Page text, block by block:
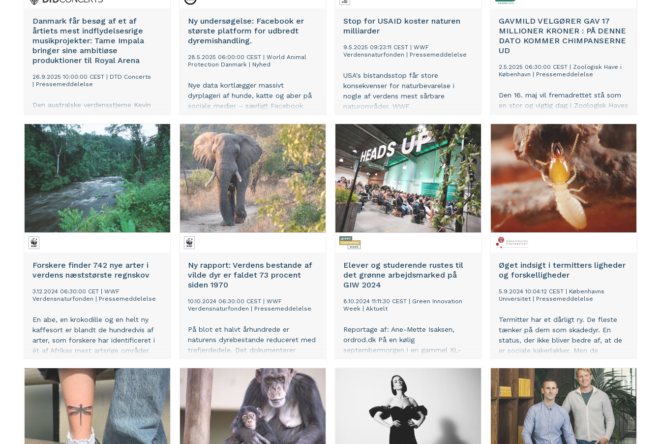
Danmark får besøg af et af
årtiets mest indflydelsesrige
musikprojekter: Tame Impala
bringer sine ambitiøse
produktioner til Royal Arena
26.9.2025 10:00:00 CEST
DTD Concerts
Pressemeddelelse
Den australske verdensstjerne Kevin
projekt Tame Impala til København
den 25. april 2026.
Ny undersøgelse: Facebook er
største platform for udbredt
dyremishandling.
28.5.2025 06:00:00 CEST
World Animal
Protection Danmark
Nyhed
Nye data kortlægger massivt
dyrplageri af hunde, katte og aber på
sociale medier – særligt Facebook
voldsomt sadistisk indhold.
Stop for USAID koster naturen
milliarder
9.5.2025 09:23:11 CEST
WWF
Verdensnaturfonden
Pressemeddelelse
USA's bistandsstop får store
konsekvenser for naturbevarelse i
nogle af verdens mest sårbare
naturområder. WWF
bistandsstoppet går ud over alt fra
bekæmpelse af krybskytteri,
skovrdyning i Amazonas samt
beskyttelse af gorillaer og tigere.
GAVMILD VELGØRER GAV 17
MILLIONER KRONER : PÅ DENNE
DATO KOMMER CHIMPANSERNE
UD
2.5.2025 06:30:00 CEST
Zoologisk Have i
København
Pressemeddelelse
Den 16. maj vil fremadrettet stå som
en stor og vigtig dag i Zoologisk Haves
chimpanser her: https://we.tl/t-
ejMLoHiYkE (credit: ZOO)
Forskere finder 742 nye arter i
verdens næststørste regnskov
3.12.2024 06:30:00 CET
WWF
Verdensnaturfonden
Pressemeddelelse
En abe, en krokodille og en helt ny
kaffesort er blandt de hundredvis af
arter, som forskere har identificeret i
ét af Afrikas mest artsrige områder.
vi opdager dem, viser en ny WWF-
rapport.
Ny rapport: Verdens bestande af
vilde dyr er faldet 73 procent
siden 1970
10.10.2024 06:30:00 CEST
WWF
Verdensnaturfonden
Pressemeddelelse
På blot et halvt århundrede er
naturens dyrebestande reduceret med
trefjerdedele. Det dokumenterer
flagskibsrapport, der er udarbejdet af
verdens førende forskere i
biodiversitet.
Elever og studerende rustes til
det grønne arbejdsmarked på
GIW 2024
8.10.2024 11:11:30 CEST
Green Innovation
Week
Aktuelt
Reportage af: Ane-Mette Isaksen,
ordrod.dk På en kølig
septembermorgen i en gammel XL-
(Green Innovation Week) er netop gået
i gang, og unge elever, studerende,
jakkesæt, håndværkere og striksweatre
stimler sammen foran Heads Up-
scenen, der med sine pallemøbler og
grønne planter sætter tonen for
dagens program. Zero waste-ekspert,
Øget indsigt i termitters ligheder
og forskelligheder
5.9.2024 10:04:12 CEST
Københavns
Universitet| Pressemeddelelse
Termitter har et dårligt ry. De fleste
tænker på dem som skadedyr. En
status, der ikke bliver bedre af, at de
er sociale kakerlakker. Men de
problemer for mennesker, udgør kun
en brøkdel af de cirka 3000 nulevende
termitarter. Termitter er afgørende i
diverse økosystemer, hvor de ligesom
regnorme nedbryder plantemateriale
og sørger for, at næringsstoffer
cirkulerer. Termitter er med til ´at